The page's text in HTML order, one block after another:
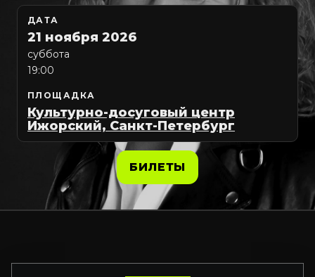
ДАТА
21 ноября 2026
суббота
19:00
ПЛОЩАДКА
Культурно-досуговый центр
Ижорский, Санкт-Петербург
БИЛЕТЫ